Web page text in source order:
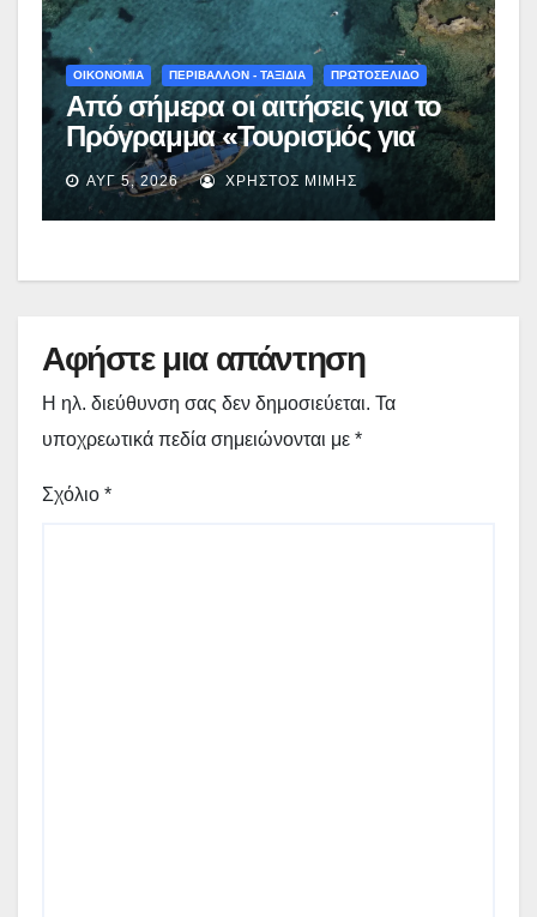
ΟΙΚΟΝΟΜΙΑ ΠΕΡΙΒΑΛΛΟΝ - ΤΑΞΙΔΙΑ ΠΡΩΤΟΣΕΛΙΔΟ
Από σήμερα οι αιτήσεις για το
Πρόγραμμα «Τουρισμός για
Όλους 2026-2027» – Πότε λήγει
η προσθεσμία
ΑΥΓ 5, 2026 ΧΡΉΣΤΟΣ ΜΊΜΗΣ
Αφήστε μια απάντηση
Η ηλ. διεύθυνση σας δεν δημοσιεύεται. Τα
υποχρεωτικά πεδία σημειώνονται με *
Σχόλιο *